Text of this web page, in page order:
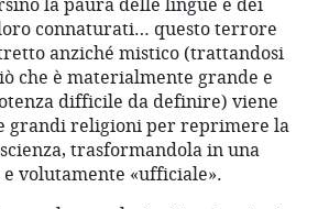
connaturati… questo terrore
anziché mistico (trattandosi
che è materialmente grande e
difficile da definire) viene
grandi religioni per reprimere la
trasformandola in una
volutamente «ufficiale».